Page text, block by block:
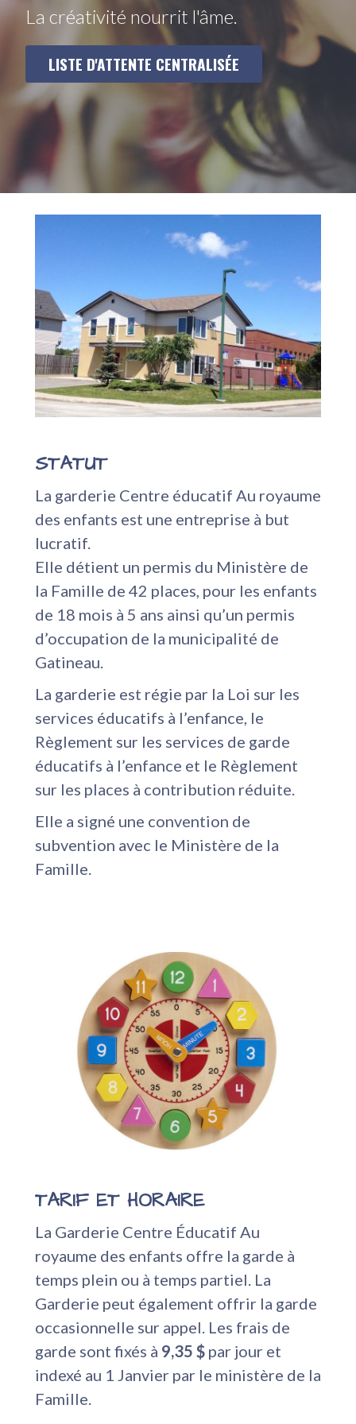
La créativité nourrit l'âme.
LISTE D'ATTENTE CENTRALISÉE
STATUT
La garderie Centre éducatif Au royaume
des enfants est une entreprise à but
lucratif.
Elle détient un permis du Ministère de
la Famille de 42 places, pour les enfants
de 18 mois à 5 ans ainsi qu’un permis
d’occupation de la municipalité de
Gatineau.
La garderie est régie par la Loi sur les
services éducatifs à l’enfance, le
Règlement sur les services de garde
éducatifs à l’enfance et le Règlement
sur les places à contribution réduite.
Elle a signé une convention de
subvention avec le Ministère de la
Famille.
TARIF ET HORAIRE
La Garderie Centre Éducatif Au
royaume des enfants offre la garde à
temps plein ou à temps partiel. La
Garderie peut également offrir la garde
occasionnelle sur appel. Les frais de
garde sont fixés à 9,35 $par jour et
indexé au 1 Janvier par le ministère de la
Famille.